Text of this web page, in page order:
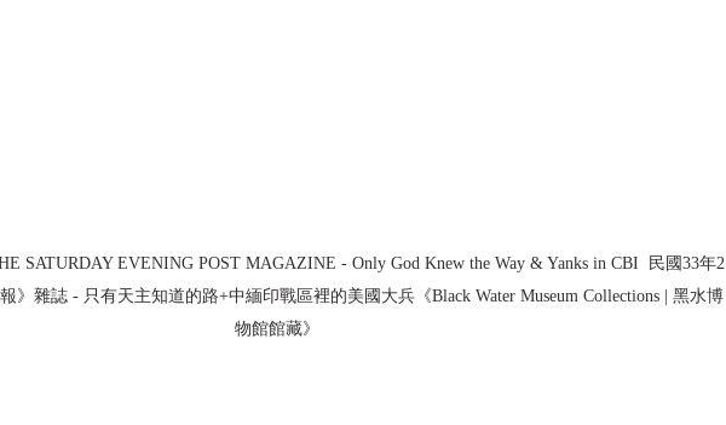
SATURDAY EVENING POST MAGAZINE - Only God Knew the Way & Yanks in CBI  民國33年2
》雜誌 - 只有天主知道的路+中緬印戰區裡的美國大兵《Black Water Museum Collections | 黑水博
物館館藏》